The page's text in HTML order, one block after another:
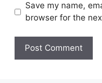
Save my name,
browser for the